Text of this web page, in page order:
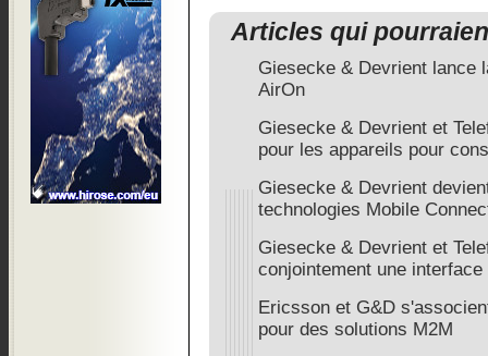
Articles qui
Giesecke & Devrient lance
AirOn
Giesecke & Devrient et
pour les appareils pour
Giesecke & Devrient
technologies Mobile
Giesecke & Devrient et
conjointement une
Ericsson et G&D
pour des solutions M2M